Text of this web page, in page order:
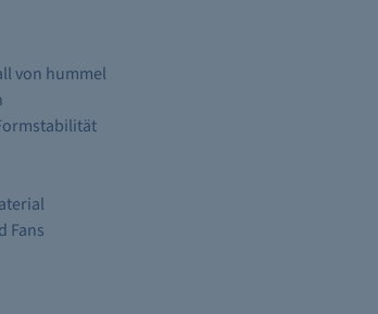
von hummel
Fans